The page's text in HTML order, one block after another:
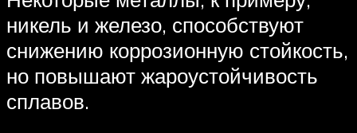
никель и железо, способствуют
снижению коррозионную стойкость,
но повышают жароустойчивость
сплавов.